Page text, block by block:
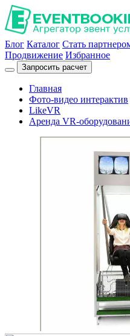
Блог Каталог Стать
Продвижение Избранное
Запросить расчет
Главная
Фото-видео интерактив
LikeVR
Аренда VR-